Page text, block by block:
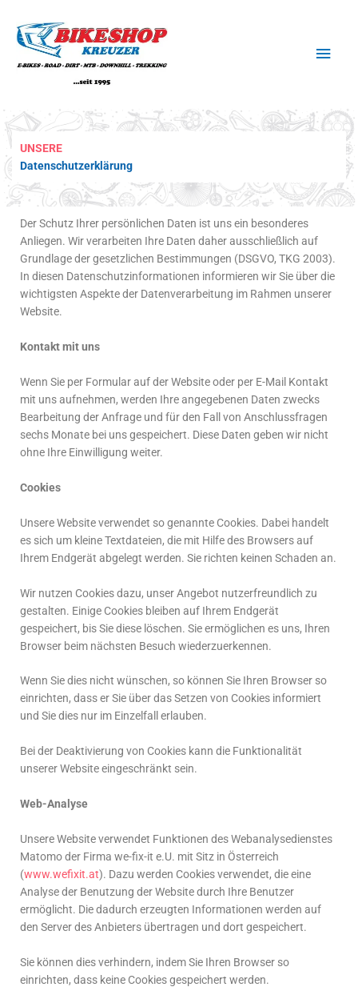
Inhalt
springen
UNSERE
Datenschutzerklärung
Der Schutz Ihrer persönlichen Daten ist uns ein besonderes
Anliegen. Wir verarbeiten Ihre Daten daher ausschließlich auf
Grundlage der gesetzlichen Bestimmungen (DSGVO, TKG 2003).
In diesen Datenschutzinformationen informieren wir Sie über die
wichtigsten Aspekte der Datenverarbeitung im Rahmen unserer
Website.
Kontakt mit uns
Wenn Sie per Formular auf der Website oder per E-Mail Kontakt
mit uns aufnehmen, werden Ihre angegebenen Daten zwecks
Bearbeitung der Anfrage und für den Fall von Anschlussfragen
sechs Monate bei uns gespeichert. Diese Daten geben wir nicht
ohne Ihre Einwilligung weiter.
Cookies
Unsere Website verwendet so genannte Cookies. Dabei handelt
es sich um kleine Textdateien, die mit Hilfe des Browsers auf
Ihrem Endgerät abgelegt werden. Sie richten keinen Schaden an.
Wir nutzen Cookies dazu, unser Angebot nutzerfreundlich zu
gestalten. Einige Cookies bleiben auf Ihrem Endgerät
gespeichert, bis Sie diese löschen. Sie ermöglichen es uns, Ihren
Browser beim nächsten Besuch wiederzuerkennen.
Wenn Sie dies nicht wünschen, so können Sie Ihren Browser so
einrichten, dass er Sie über das Setzen von Cookies informiert
und Sie dies nur im Einzelfall erlauben.
Bei der Deaktivierung von Cookies kann die Funktionalität
unserer Website eingeschränkt sein.
Web-Analyse
Unsere Website verwendet Funktionen des Webanalysedienstes
Matomo der Firma we-fix-it e.U. mit Sitz in Österreich
(www.wefixit.at). Dazu werden Cookies verwendet, die eine
Analyse der Benutzung der Website durch Ihre Benutzer
ermöglicht. Die dadurch erzeugten Informationen werden auf
den Server des Anbieters übertragen und dort gespeichert.
Sie können dies verhindern, indem Sie Ihren Browser so
einrichten, dass keine Cookies gespeichert werden.